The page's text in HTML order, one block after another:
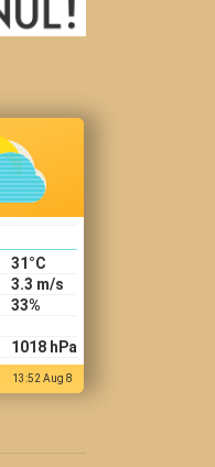
31 °C
3.3 m/s
33%
1018 hPa
13:52 Aug 8